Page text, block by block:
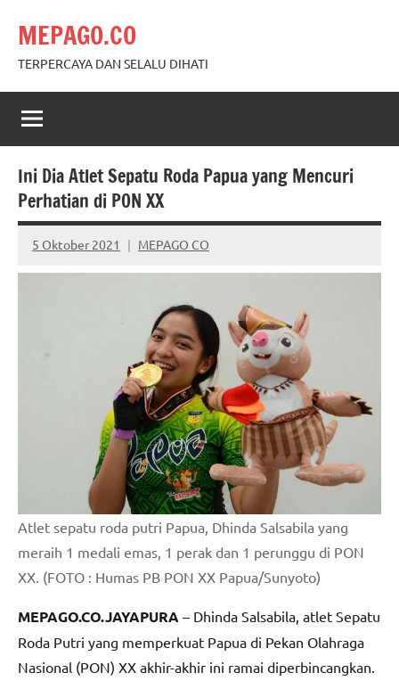
content
MEPAGO.CO
TERPERCAYA DAN SELALU DIHATI
Ini Dia Atlet Sepatu Roda Papua yang Mencuri
Perhatian di PON XX
5 Oktober 2021 MEPAGO CO
No
comments
Atlet sepatu roda putri Papua, Dhinda Salsabila yang
meraih 1 medali emas, 1 perak dan 1 perunggu di PON
XX. (FOTO : Humas PB PON XX Papua/Sunyoto)
MEPAGO.CO.JAYAPURA – Dhinda Salsabila, atlet Sepatu
Roda Putri yang memperkuat Papua di Pekan Olahraga
Nasional (PON) XX akhir-akhir ini ramai diperbincangkan.